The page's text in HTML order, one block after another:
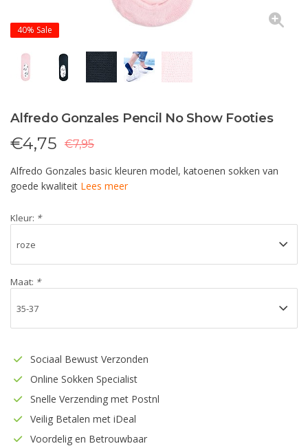
40% Sale
Alfredo Gonzales Pencil No Show Footies
€4,75 €7,95
Alfredo Gonzales basic kleuren model, katoenen sokken van
goede kwaliteit Lees meer
Kleur: *
Maat: *
Sociaal Bewust Verzonden
Online Sokken Specialist
Snelle Verzending met Postnl
Veilig Betalen met iDeal
Voordelig en Betrouwbaar